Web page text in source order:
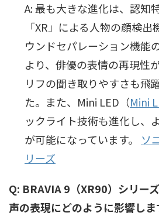
A: 最も大きな進化は、認知
「XR」による人物の顔検
ウンドセパレーション機能
より、俳優の表情の再現性
リフの聞き取りやすさも飛
た。また、 Mini LED（Mini
ックライト技術も進化し、
が可能になっています。 ソ
リーズ
Q: BRAVIA 9（XR90）シリー
声の表現にどのように影響しま